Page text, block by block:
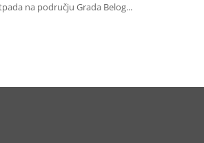
na području Grada Belog...